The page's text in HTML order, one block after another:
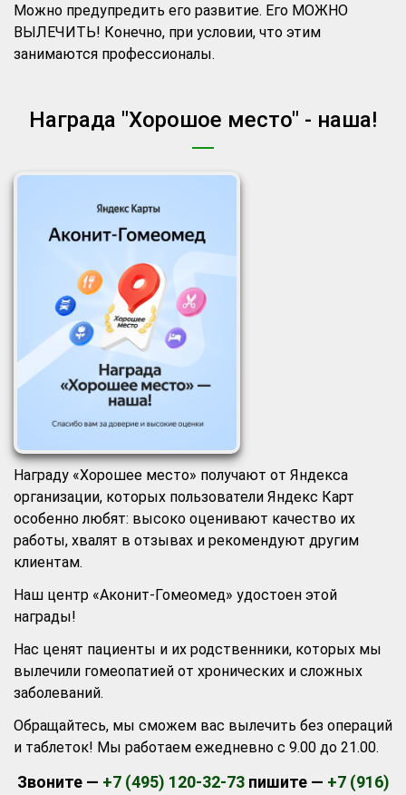
Можно предупредить его развитие. Его МОЖНО
ВЫЛЕЧИТЬ! Конечно, при условии, что этим
занимаются профессионалы.
Награда "Хорошое место" - наша!
Награду «Хорошее место» получают от Яндекса
организации, которых пользователи Яндекс Карт
особенно любят: высоко оценивают качество их
работы, хвалят в отзывах и рекомендуют другим
клиентам.
Наш центр «Аконит-Гомеомед» удостоен этой
награды!
Нас ценят пациенты и их родственники, которых мы
вылечили гомеопатией от хронических и сложных
заболеваний.
Обращайтесь, мы сможем вас вылечить без операций
и таблеток! Мы работаем ежедневно с 9.00 до 21.00.
Звоните — +7 (495) 120-32-73пишите — +7 (916)